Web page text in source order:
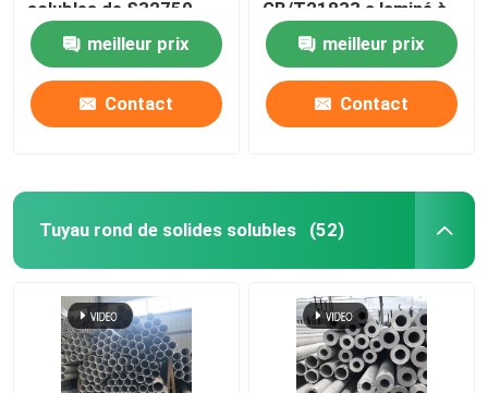
Feuille de plat de cuivre
Feuille d'acier au carbone
solubles de S32750
430 étirés à froid
solides solubles
meilleur prix
Contact
GB/T21833 a laminé à
froid 347 630
meilleur prix
Contact
Tuyau rond de solides solubles (52)